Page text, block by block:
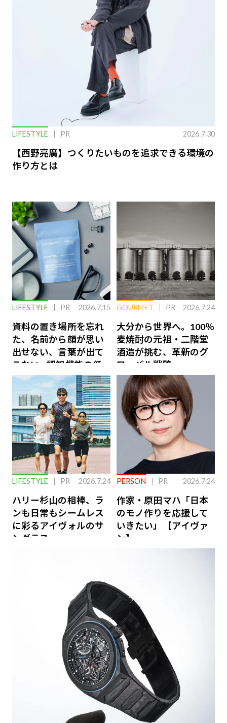
LIFESTYLE PR 2026.7.30
【西野亮廣】つくりたいものを追求できる環境の
作り方とは
LIFESTYLE PR 2026.7.15
資料の置き場所を忘れ
た、名前から顔が思い
出せない、言葉が出て
こない…認知機能の低
下を救う、脳のインナ
ーケアとは
GOURMET PR 2026.7.24
大分から世界へ。100％
麦焼酎の元祖・二階堂
酒造が挑む、革新のグ
ローバル戦略
LIFESTYLE PR 2026.7.24
ハリー杉山の相棒、ラ
ンも日常もシームレス
に彩るアイヴォルのサ
ングラス
PERSON PR 2026.7.24
作家・原田マハ「日本
のモノ作りを応援して
いきたい」【アイヴァ
ン】